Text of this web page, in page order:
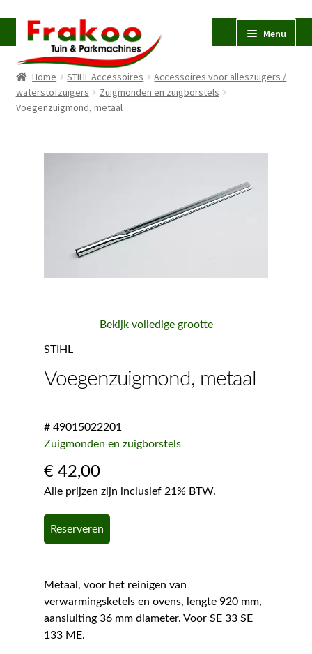
Ga
door
naar
navigatie
Ga
naar
de
inhoud
Menu
Homepage
Verkoop en Reparatie
Home STIHL Accessoires
Accessoires voor alleszuigers /
waterstofzuigers
Zuigmonden en zuigborstels
Voegenzuigmond, metaal
Bekijk volledige grootte
STIHL
Voegenzuigmond, metaal
# 49015022201
Zuigmonden en zuigborstels
€42,00
Alle prijzen zijn inclusief 21% BTW.
Reserveren
Metaal, voor het reinigen van
verwarmingsketels en ovens, lengte 920 mm,
aansluiting 36 mm diameter. Voor SE 33 SE
133 ME.